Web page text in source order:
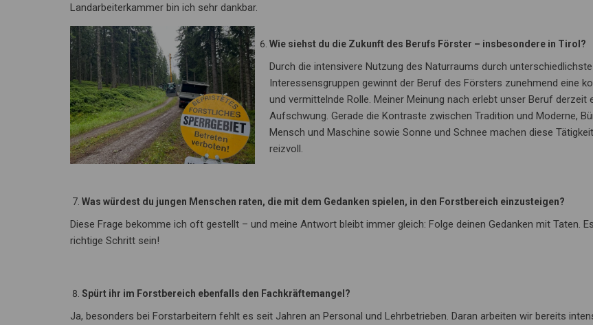
Landarbeiterkammer bin ich sehr dankbar.
Wie siehst du die Zukunft des Berufs Förster – insbesondere in Tirol?
Durch die intensivere Nutzung des Naturraums durch unterschiedlichste
Interessensgruppen gewinnt der Beruf des Försters zunehmend eine
und vermittelnde Rolle. Meiner Meinung nach erlebt unser Beruf derzeit
Aufschwung. Gerade die Kontraste zwischen Tradition und Moderne,
Mensch und Maschine sowie Sonne und Schnee machen diese
reizvoll.
Was würdest du jungen Menschen raten, die mit dem Gedanken spielen, in den Forstbereich einzusteigen?
Diese Frage bekomme ich oft gestellt – und meine Antwort bleibt immer gleich: Folge deinen Gedanken mit Taten.
richtige Schritt sein!
Spürt ihr im Forstbereich ebenfalls den Fachkräftemangel?
Ja, besonders bei Forstarbeitern fehlt es seit Jahren an Personal und Lehrbetrieben. Daran arbeiten wir bereits